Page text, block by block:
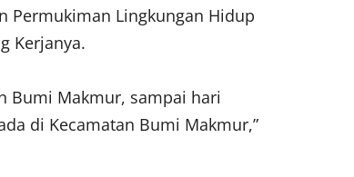
Permukiman Lingkungan Hidup
Kerjanya.
Bumi Makmur, sampai hari
di Kecamatan Bumi Makmur,”